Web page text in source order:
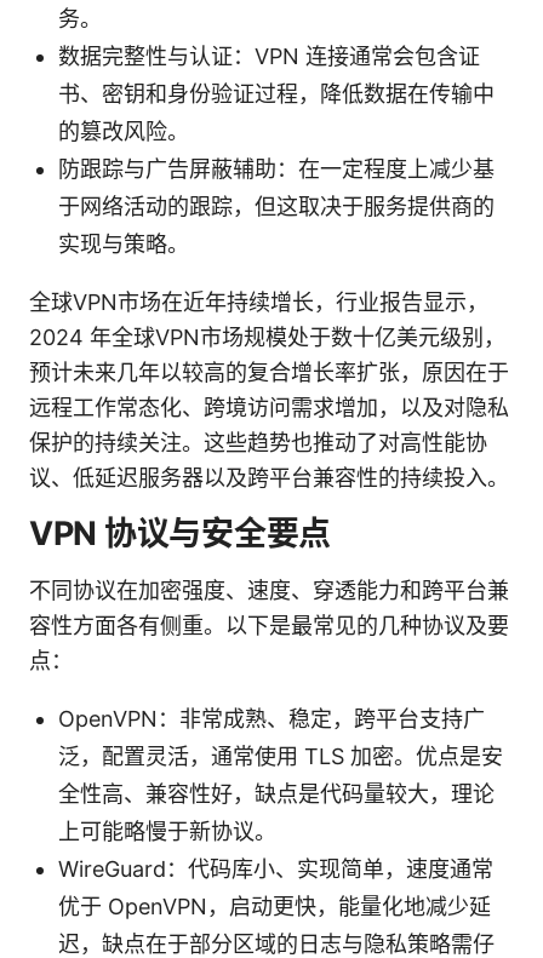
务。
数据完整性与认证：VPN 连接通常会包含证
书、密钥和身份验证过程，降低数据在传输中
的篡改风险。
防跟踪与广告屏蔽辅助：在一定程度上减少基
于网络活动的跟踪，但这取决于服务提供商的
实现与策略。
全球VPN市场在近年持续增长，行业报告显示，
2024 年全球VPN市场规模处于数十亿美元级别，
预计未来几年以较高的复合增长率扩张，原因在于
远程工作常态化、跨境访问需求增加，以及对隐私
保护的持续关注。这些趋势也推动了对高性能协
议、低延迟服务器以及跨平台兼容性的持续投入。
VPN 协议与安全要点
不同协议在加密强度、速度、穿透能力和跨平台兼
容性方面各有侧重。以下是最常见的几种协议及要
点：
OpenVPN：非常成熟、稳定，跨平台支持广
泛，配置灵活，通常使用 TLS 加密。优点是安
全性高、兼容性好，缺点是代码量较大，理论
上可能略慢于新协议。
WireGuard：代码库小、实现简单，速度通常
优于 OpenVPN，启动更快，能量化地减少延
迟，缺点在于部分区域的日志与隐私策略需仔